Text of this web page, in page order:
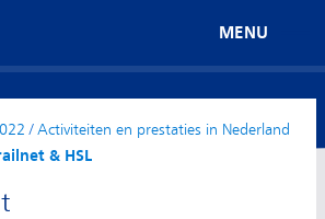
MENU
/ Activiteiten en prestaties in Nederland
& HSL